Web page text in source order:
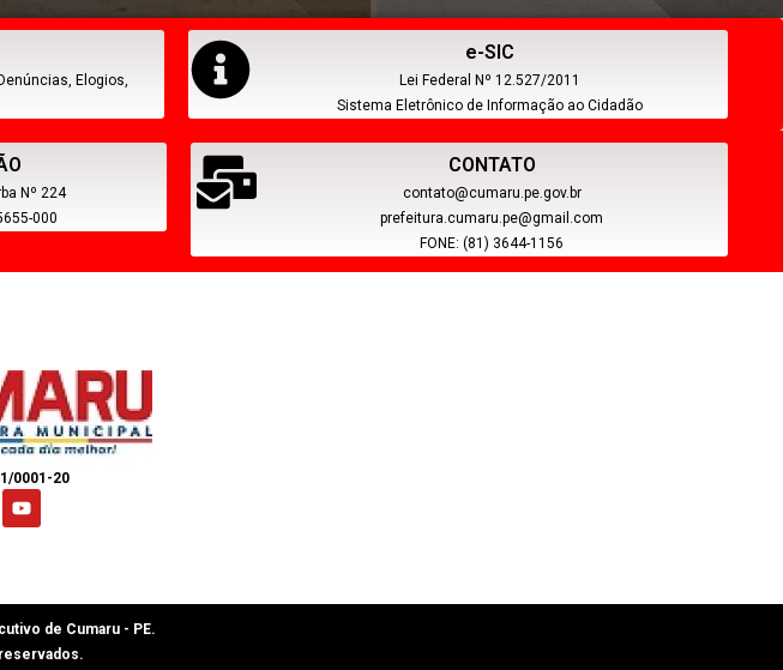
Elogios,
e-SIC
Lei Federal Nº 12.527/2011
Sistema Eletrônico de Informação ao Cidadão
Nº 224
000
CONTATO
contato@cumaru.pe.gov.br
prefeitura.cumaru.pe@gmail.com
FONE: (81) 3644-1156
0001-20
de Cumaru - PE.